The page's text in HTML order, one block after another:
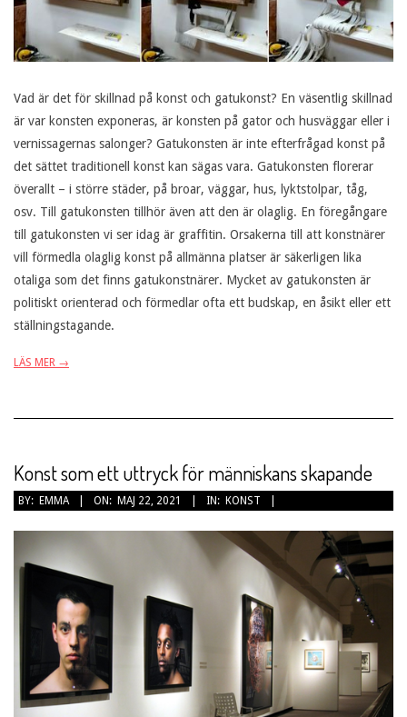
Vad är det för skillnad på konst och gatukonst? En väsentlig skillnad
är var konsten exponeras, är konsten på gator och husväggar eller i
vernissagernas salonger? Gatukonsten är inte efterfrågad konst på
det sättet traditionell konst kan sägas vara. Gatukonsten florerar
överallt – i större städer, på broar, väggar, hus, lyktstolpar, tåg,
osv. Till gatukonsten tillhör även att den är olaglig. En föregångare
till gatukonsten vi ser idag är graffitin. Orsakerna till att konstnärer
vill förmedla olaglig konst på allmänna platser är säkerligen lika
otaliga som det finns gatukonstnärer. Mycket av gatukonsten är
politiskt orienterad och förmedlar ofta ett budskap, en åsikt eller ett
ställningstagande.
LÄS MER →
Konst som ett uttryck för människans skapande
2021-
BY: EMMA ON: MAJ 22, 2021 IN: KONST